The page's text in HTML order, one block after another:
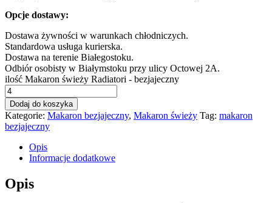
Opcje dostawy:
Dostawa żywności w warunkach chłodniczych.
Standardowa usługa kurierska.
Dostawa na terenie Białegostoku.
Odbiór osobisty w Białymstoku przy ulicy Octowej 2A.
ilość Makaron świeży Radiatori - bezjajeczny
Dodaj do koszyka
Kategorie: Makaron bezjajeczny, Makaron świeży Tag: makaron
bezjajeczny
Opis
Informacje dodatkowe
Opis